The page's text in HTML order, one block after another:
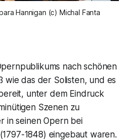
Hannigan (c) Michal Fanta
nach schönen
wie das der Solisten, und es
unter dem Eindruck
Szenen zu
in seinen Opern bei
(1797-1848) eingebaut waren.